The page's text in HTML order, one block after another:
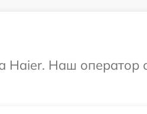
Haier. Наш